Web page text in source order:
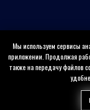
Мы используем сервисы
приложении. Продолжая
также на передачу файлов